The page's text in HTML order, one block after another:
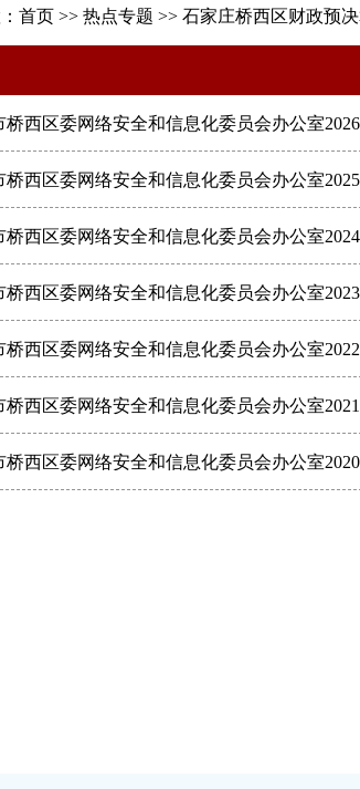
首页 >> 热点专题 >> 石家庄桥西区财政预
桥西区委网络安全和信息化委员会办公室
桥西区委网络安全和信息化委员会办公室
桥西区委网络安全和信息化委员会办公室
桥西区委网络安全和信息化委员会办公室
桥西区委网络安全和信息化委员会办公室
桥西区委网络安全和信息化委员会办公室
桥西区委网络安全和信息化委员会办公室